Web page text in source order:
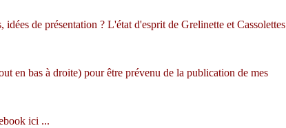
idées de présentation ? L'état d'esprit de Grelinette et Cassolettes
en bas à droite) pour être prévenu de la publication de mes
ici ...